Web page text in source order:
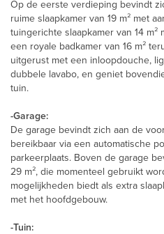
Op de eerste verdieping bevindt
ruime slaapkamer van 19 m² met
tuingerichte slaapkamer van 14
een royale badkamer van 16 m²
uitgerust met een inloopdouche,
dubbele lavabo, en geniet
tuin.
-Garage:
De garage bevindt zich aan de
bereikbaar via een automatische
parkeerplaats. Boven de garage
29 m², die momenteel gebruikt
mogelijkheden biedt als extra
met het hoofdgebouw.
-Tuin: